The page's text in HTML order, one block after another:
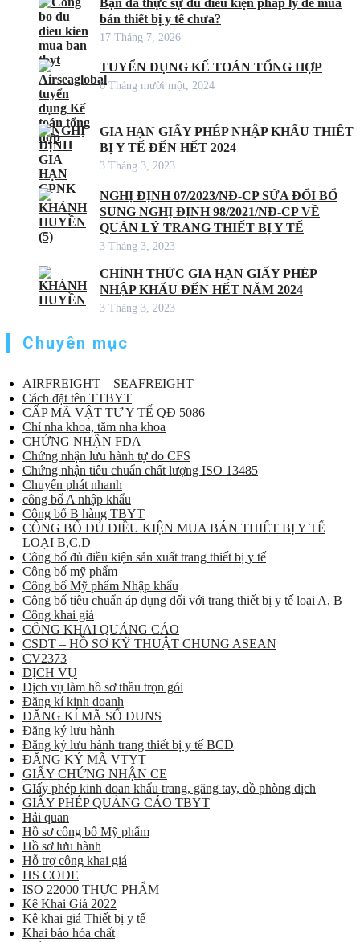
bán thiết bị y tế chưa?
17 Tháng 7, 2026
TUYỂN DỤNG KẾ TOÁN TỔNG HỢP
6 Tháng mười một, 2024
GIA HẠN GIẤY PHÉP NHẬP KHẨU THIẾT
BỊ Y TẾ ĐẾN HẾT 2024
3 Tháng 3, 2023
NGHỊ ĐỊNH 07/2023/NĐ-CP SỬA ĐỔI BỔ
SUNG NGHỊ ĐỊNH 98/2021/NĐ-CP VỀ
QUẢN LÝ TRANG THIẾT BỊ Y TẾ
3 Tháng 3, 2023
CHÍNH THỨC GIA HẠN GIẤY PHÉP
NHẬP KHẨU ĐẾN HẾT NĂM 2024
3 Tháng 3, 2023
Chuyên mục
AIRFREIGHT – SEAFREIGHT
Cách đặt tên TTBYT
CẤP MÃ VẬT TƯ Y TẾ QĐ 5086
Chỉ nha khoa, tăm nha khoa
CHỨNG NHẬN FDA
Chứng nhận lưu hành tự do CFS
Chứng nhận tiêu chuẩn chất lượng ISO 13485
Chuyển phát nhanh
công bố A nhập khẩu
Công bố B hàng TBYT
CÔNG BỐ ĐỦ ĐIỀU KIỆN MUA BÁN THIẾT BỊ Y TẾ
LOẠI B,C,D
Công bố đủ điều kiện sản xuất trang thiết bị y tế
Công bố mỹ phẩm
Công bố Mỹ phẩm Nhập khẩu
Công bố tiêu chuẩn áp dụng đối với trang thiết bị y tế loại A, B
Công khai giá
CÔNG KHAI QUẢNG CÁO
CSDT – HỒ SƠ KỸ THUẬT CHUNG ASEAN
CV2373
DỊCH VỤ
Dịch vụ làm hồ sơ thầu trọn gói
Đăng kí kinh doanh
ĐĂNG KÍ MÃ SỐ DUNS
Đăng ký lưu hành
Đăng ký lưu hành trang thiết bị y tế BCD
ĐĂNG KÝ MÃ VTYT
GIẤY CHỨNG NHẬN CE
GIấy phép kinh doan khẩu trang, găng tay, đồ phòng dịch
GIẤY PHÉP QUẢNG CÁO TBYT
Hải quan
Hồ sơ công bố Mỹ phẩm
Hồ sơ lưu hành
Hỗ trợ công khai giá
HS CODE
ISO 22000 THỰC PHẨM
Kê Khai Giá 2022
Kê khai giá Thiết bị y tế
Khai báo hóa chất